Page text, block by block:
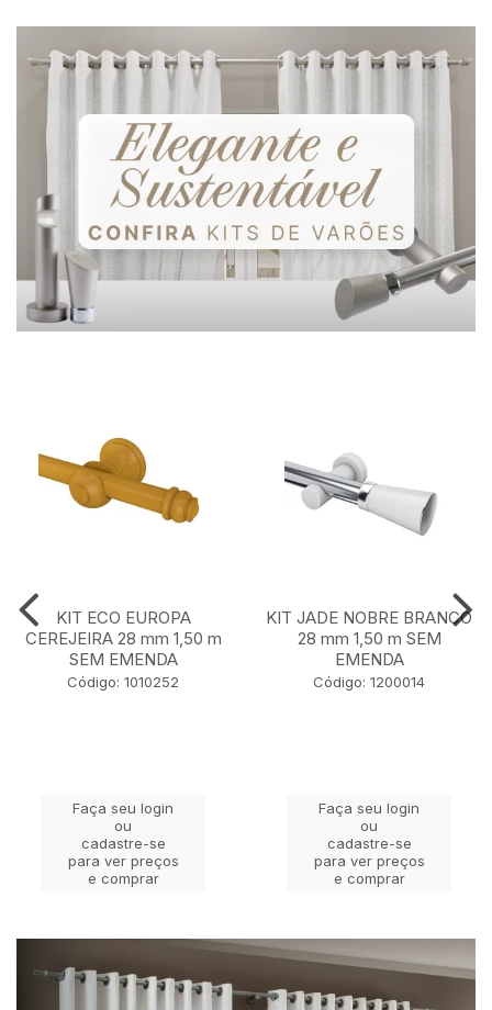
KIT ECO EUROPA
CEREJEIRA 28 mm 1,50 m
SEM EMENDA
Código: 1010252
Faça seu login
ou
cadastre-se
para ver preços
e comprar
KIT JADE NOBRE BRANCO
28 mm 1,50 m SEM
EMENDA
Código: 1200014
Faça seu login
ou
cadastre-se
para ver preços
e comprar